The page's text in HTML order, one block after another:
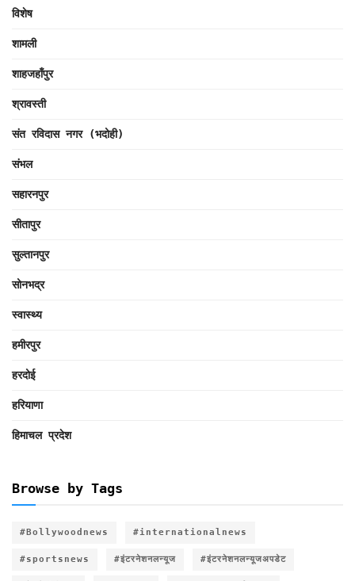
विशेष
शामली
शाहजहाँपुर
श्रावस्ती
संत रविदास नगर (भदोही)
संभल
सहारनपुर
सीतापुर
सुल्तानपुर
सोनभद्र
स्वास्थ्य
हमीरपुर
हरदोई
हरियाणा
हिमाचल प्रदेश
Browse by Tags
#Bollywoodnews #internationalnews
#sportsnews #इंटरनेशनलन्यूज #इंटरनेशनलन्यूजअपडेट